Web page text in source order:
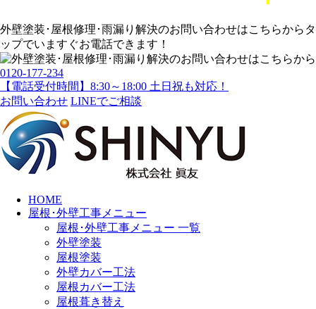
外壁塗装･屋根修理･雨漏り解決のお問い合わせはこちらから タ
ップでいますぐお電話できます！
0120-177-234
【電話受付時間】8:30～18:00 土日祝も対応！
お問い合わせ LINEでご相談
HOME
屋根･外壁工事メニュー
屋根･外壁工事メニュー 一覧
外壁塗装
屋根塗装
外壁カバー工法
屋根カバー工法
屋根葺き替え